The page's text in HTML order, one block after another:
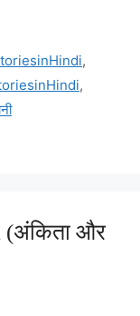
,
,
(अंकिता और